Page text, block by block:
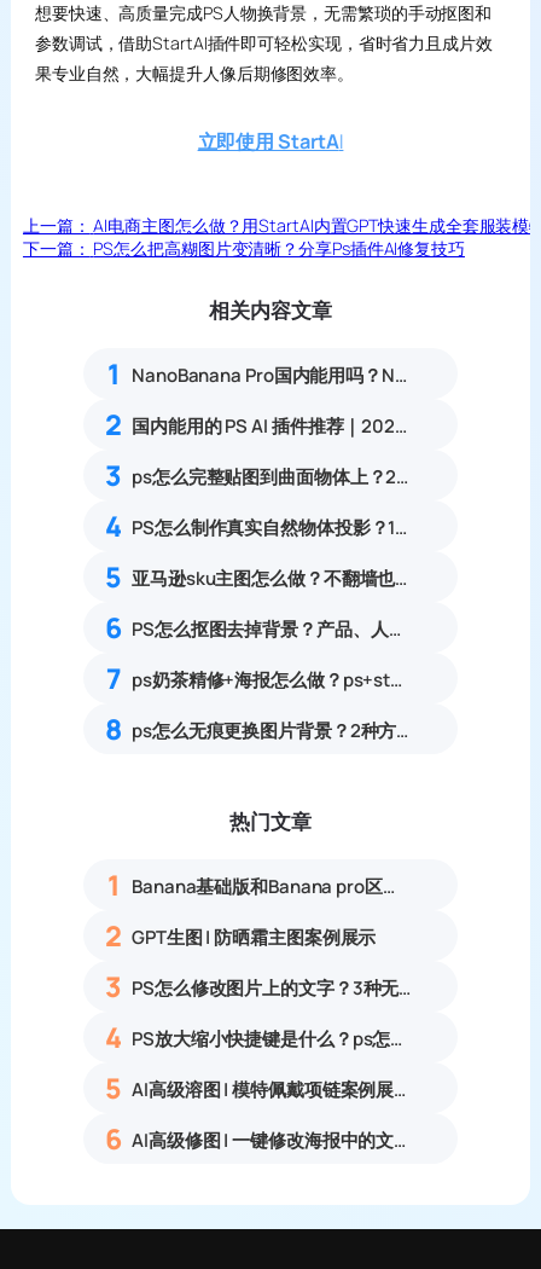
想要快速、高质量完成PS人物换背景，无需繁琐的手动抠图和
参数调试，借助StartAI插件即可轻松实现，省时省力且成片效
果专业自然，大幅提升人像后期修图效率。
立即使用 StartAI
上一篇： AI电商主图怎么做？用StartAI内置GPT快速生成全套服装模
下一篇： PS怎么把高糊图片变清晰？分享Ps插件AI修复技巧
相关内容文章
1 NanoBanana Pro国内能用吗？Nano banana使用教程
2 国内能用的 PS AI 插件推荐｜2026 4款AI插件最新实测
3 ps怎么完整贴图到曲面物体上？2中方法快速贴图
4 PS怎么制作真实自然物体投影？11步写实合成落地阴影教程
5 亚马逊sku主图怎么做？不翻墙也能用GPT的PS教程
6 PS怎么抠图去掉背景？产品、人像复杂图片抠图实操
7 ps奶茶精修+海报怎么做？ps+startAI3步教会你
8 ps怎么无痕更换图片背景？2种方法0基础可上手教程
热门文章
1 Banana基础版和Banana pro区别对比丨具体案例应用+使用教程
2 GPT生图 | 防晒霜主图案例展示
3 PS怎么修改图片上的文字？3种无痕改字方法，新手也能搞定
4 PS放大缩小快捷键是什么？ps怎么把图片拉大拉小？
5 AI高级溶图 | 模特佩戴项链案例展示
6 AI高级修图 | 一键修改海报中的文字